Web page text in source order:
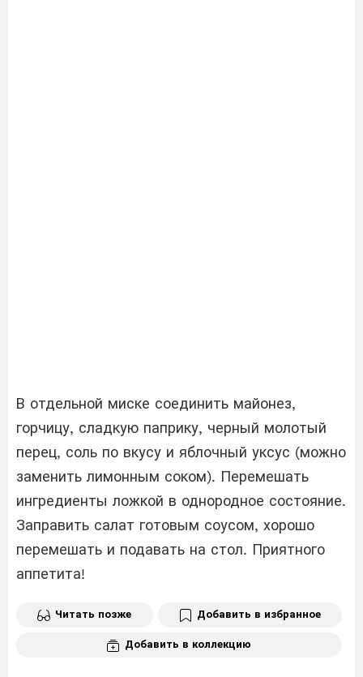
В отдельной миске соединить майонез,
горчицу, сладкую паприку, черный молотый
перец, соль по вкусу и яблочный уксус (можно
заменить лимонным соком). Перемешать
ингредиенты ложкой в ​​однородное состояние.
Заправить салат готовым соусом, хорошо
перемешать и подавать на стол. Приятного
аппетита!
Читать позже Добавить в избранное
Добавить в коллекцию